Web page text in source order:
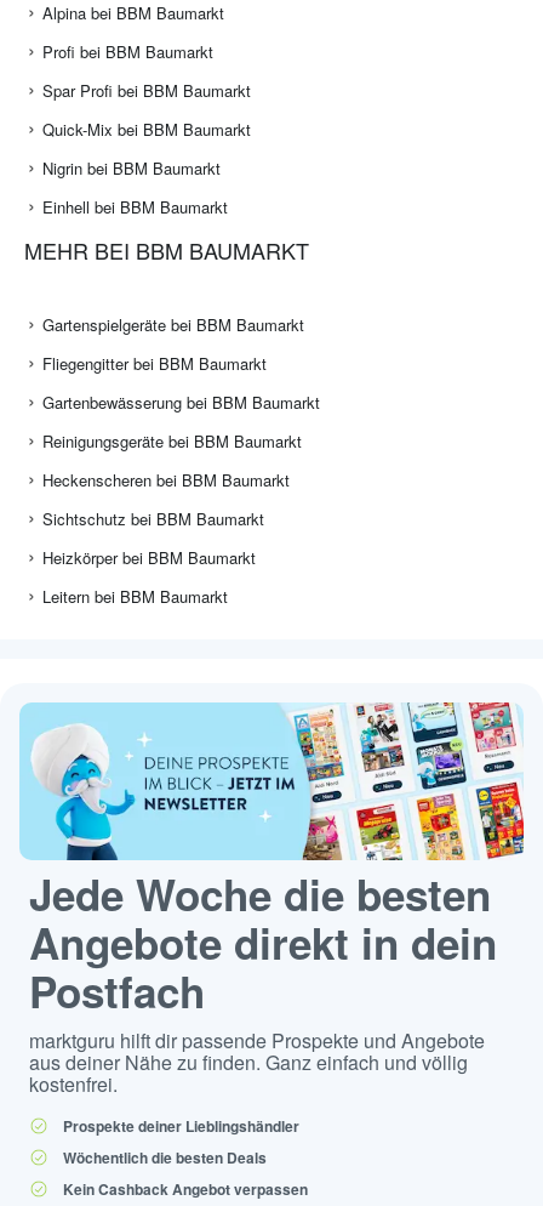
Alpina bei BBM Baumarkt
Profi bei BBM Baumarkt
Spar Profi bei BBM Baumarkt
Quick-Mix bei BBM Baumarkt
Nigrin bei BBM Baumarkt
Einhell bei BBM Baumarkt
MEHR BEI BBM BAUMARKT
Gartenspielgeräte bei BBM Baumarkt
Fliegengitter bei BBM Baumarkt
Gartenbewässerung bei BBM Baumarkt
Reinigungsgeräte bei BBM Baumarkt
Heckenscheren bei BBM Baumarkt
Sichtschutz bei BBM Baumarkt
Heizkörper bei BBM Baumarkt
Leitern bei BBM Baumarkt
Jede Woche die besten
Angebote direkt in dein
Postfach
marktguru hilft dir passende Prospekte und Angebote
aus deiner Nähe zu finden. Ganz einfach und völlig
kostenfrei.
Prospekte deiner Lieblingshändler
Wöchentlich die besten Deals
Kein Cashback Angebot verpassen